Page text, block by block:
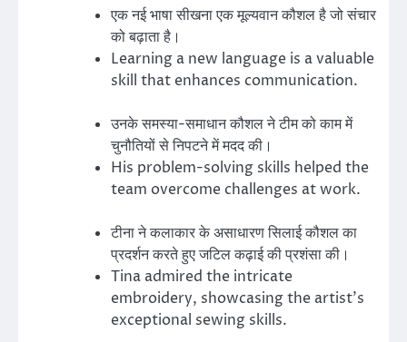
एक नई भाषा सीखना एक मूल्यवान कौशल है जो संचार
को बढ़ाता है।
Learning a new language is a valuable
skill that enhances communication.
उनके समस्या-समाधान कौशल ने टीम को काम में
चुनौतियों से निपटने में मदद की।
His problem-solving skills helped the
team overcome challenges at work.
टीना ने कलाकार के असाधारण सिलाई कौशल का
प्रदर्शन करते हुए जटिल कढ़ाई की प्रशंसा की।
Tina admired the intricate
embroidery, showcasing the artist’s
exceptional sewing skills.